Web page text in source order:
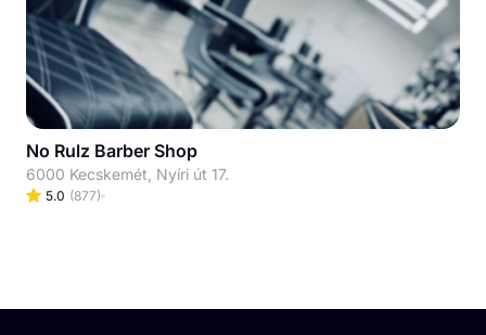
No Rulz Barber Shop
6000 Kecskemét, Nyíri út 17.
5.0 (877)